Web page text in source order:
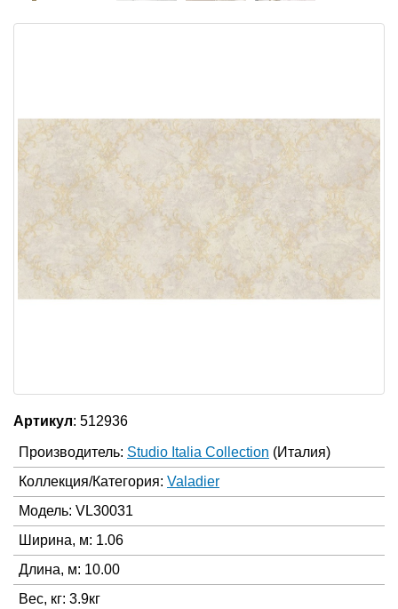
Артикул: 512936
Производитель: Studio Italia Collection (Италия)
Коллекция/Категория: Valadier
Модель: VL30031
Ширина, м: 1.06
Длина, м: 10.00
Вес, кг: 3.9кг